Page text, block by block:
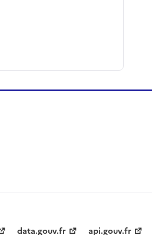
data.gouv.fr api.gouv.fr